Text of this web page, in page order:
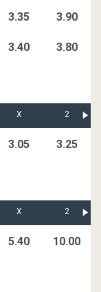
3.35 3.90
3.40 3.80
X 2
3.05 3.25
X 2
5.40 10.00